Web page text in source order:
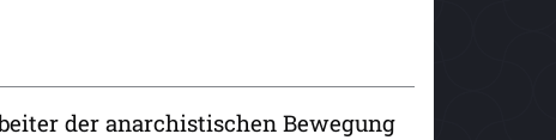
der anarchistischen Bewegung